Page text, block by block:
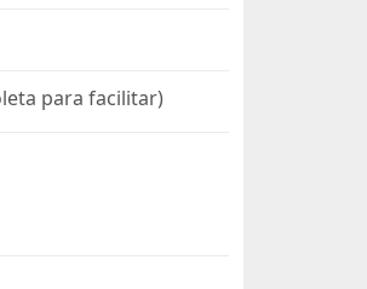
para facilitar)